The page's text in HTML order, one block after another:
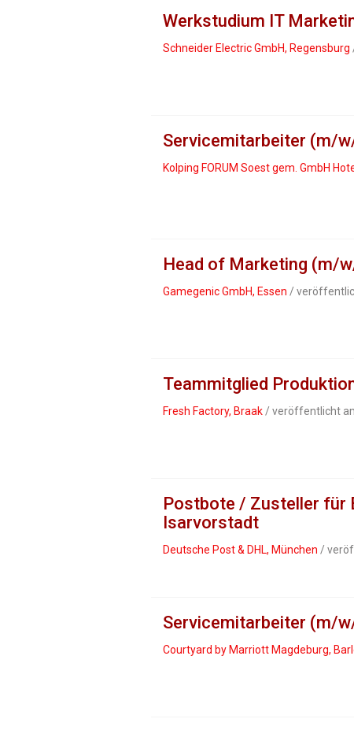
Werkstudium IT
Schneider Electric GmbH, Regensburg
Servicemitarbeiter (m/
Kolping FORUM Soest gem. GmbH
Head of Marketing (m/
Gamegenic GmbH, Essen /
Teammitglied
Fresh Factory, Braak / veröffentlicht
Postbote / Zusteller für
Isarvorstadt
Deutsche Post & DHL, München /
Servicemitarbeiter (m/
Courtyard by Marriott Magdeburg,